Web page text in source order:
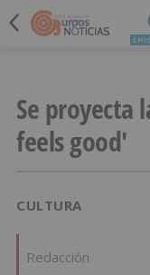
Se proyecta
feels good'
CULTURA
Redacción